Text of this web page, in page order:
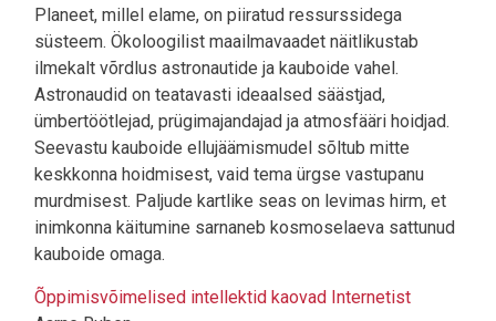
Planeet, millel elame, on piiratud ressurssidega
süsteem. Ökoloogilist maailmavaadet näitlikustab
ilmekalt võrdlus astronautide ja kauboide vahel.
Astronaudid on teatavasti ideaalsed säästjad,
ümbertöötlejad, prügimajandajad ja atmosfääri hoidjad.
Seevastu kauboide ellujäämismudel sõltub mitte
keskkonna hoidmisest, vaid tema ürgse vastupanu
murdmisest. Paljude kartlike seas on levimas hirm, et
inimkonna käitumine sarnaneb kosmoselaeva sattunud
kauboide omaga.
Õppimisvõimelised intellektid kaovad Internetist